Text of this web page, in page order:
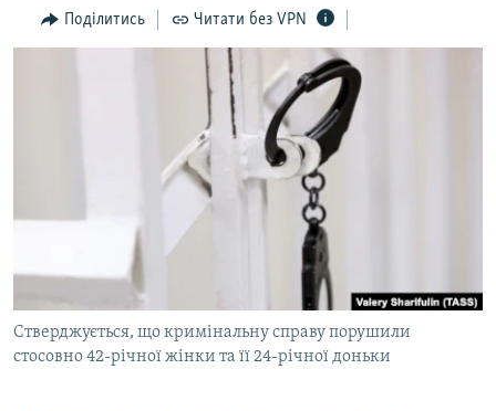
пошуку
ІНТЕРВ'Ю
ВІДЕОУРОКИ «ELIFBE»
СВІДЧЕННЯ ОКУПАЦІЇ
УКРАЇНСЬКА ПРОБЛЕМА КРИМУ
ЯК ОБІЙТИ БЛОКУВАННЯ
Поділитись Читати без VPN
Стверджується, що кримінальну справу порушили
стосовно 42-річної жінки та її 24-річної доньки